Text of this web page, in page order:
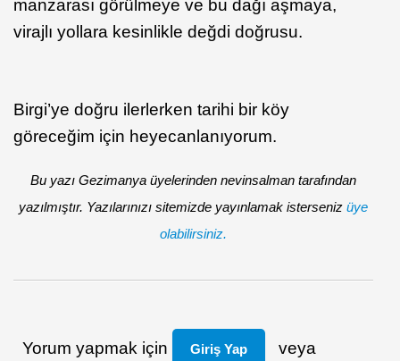
manzarası görülmeye ve bu dağı aşmaya,
virajlı yollara kesinlikle değdi doğrusu.
Birgi’ye doğru ilerlerken tarihi bir köy
göreceğim için heyecanlanıyorum.
Bu yazı Gezimanya üyelerinden nevinsalman tarafından
yazılmıştır. Yazılarınızı sitemizde yayınlamak isterseniz üye
olabilirsiniz.
Yorum yapmak için Giriş Yap veya